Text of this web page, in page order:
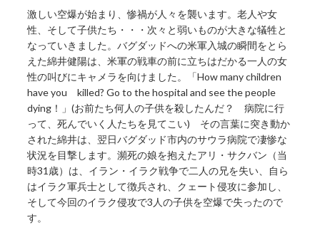
激しい空爆が始まり、惨禍が人々を襲います。老人や女
性、そして子供たち・・・次々と弱いものが大きな犠牲と
なっていきました。バグダッドへの米軍入城の瞬間をとら
えた綿井健陽は、米軍の戦車の前に立ちはだかる一人の女
性の叫びにキャメラを向けました。「How many children
have you killed? Go to the hospital and see the people
dying！」(お前たち何人の子供を殺したんだ？ 病院に行
って、死んでいく人たちを見てこい) その言葉に突き動か
された綿井は、翌日バグダッド市内のサウラ病院で凄惨な
状況を目撃します。瀕死の娘を抱えたアリ・サクバン（当
時31歳）は、イラン・イラク戦争で二人の兄を失い、自ら
はイラク軍兵士として徴兵され、クェート侵攻に参加し、
そして今回のイラク侵攻で3人の子供を空爆で失ったので
す。